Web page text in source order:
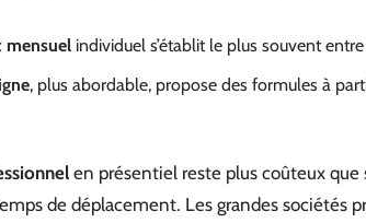
mensuel individuel s’établit le plus souvent
, plus abordable, propose des formules à
en présentiel reste plus coûteux que
de déplacement. Les grandes sociétés